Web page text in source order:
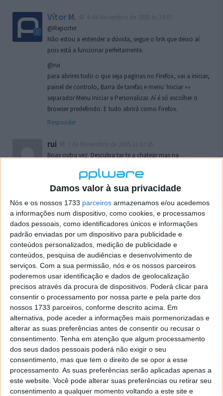
Damos valor à sua privacidade
Nós e os nossos 1733 parceiros armazenamos e/ou acedemos
a informações num dispositivo, como cookies, e processamos
dados pessoais, como identificadores únicos e informações
padrão enviadas por um dispositivo para publicidade e
conteúdos personalizados, medição de publicidade e
conteúdos, pesquisa de audiências e desenvolvimento de
serviços. Com a sua permissão, nós e os nossos parceiros
poderemos usar identificação e dados de geolocalização
precisos através da procura de dispositivos. Poderá clicar para
consentir o processamento por nossa parte e pela parte dos
nossos 1733 parceiros, conforme descrito acima. Em
alternativa, pode aceder a informações mais pormenorizadas e
alterar as suas preferências antes de consentir ou recusar o
consentimento. Tenha em atenção que algum processamento
dos seus dados pessoais poderá não exigir o seu
consentimento, mas que tem o direito de se opor a esse
processamento. As suas preferências serão aplicadas apenas a
este website. Você pode alterar suas preferências ou retirar seu
consentimento a qualquer momento voltando a este site e
Vítor M.
@Reporter
Não estou a entender a dúvida, segue o link que deixo aí
pois está a funcionar perfeitamente.
@rui
para abrires tudo o que seja paginas no Firefox, vai a iniciar,
painel de controlo, Barra de tarefas e menu ‘Iniciar »»
separador Menu Iniciar e Personalizar. Aí é só escolher o
Browser predefinido. E tudo abrirá como Firefox.
Responder
rui
Boas outra vez. Desculpa tar te a chatear mas na
o firefox como browser predefenido
de control tudo e nada. Tou a comecar a desesperar, ate ja
tentei apagar o explorer na tentativa de forçar o uso do
firefox mas em vao. Kaso te lembres de outra dica fico
agradecido, caso contrario obrigado a mesma
Responder
Vítor M.
7 de Novembro de 2005 às 01:39
@Reporter
Desculpa mas o link funciona. Seja como for segue por mail
o MSn Messenger 8.
Responder
Vítor M.
7 de Novembro de 2005 às 11:21
@Rui
Tens de encontrar o que te falei. Faz da seguinte maneira,
janela iniciar e no topo dessa janela com o botão direito do
rato faz propriedades. Depois no separador Menu ‘Iniciar’
clica no botão ‘Personalizar’ aí encontrarás no separador
geral a opção para escolheres o Browser com que queres